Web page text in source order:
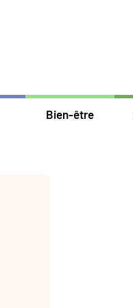
Bien-être